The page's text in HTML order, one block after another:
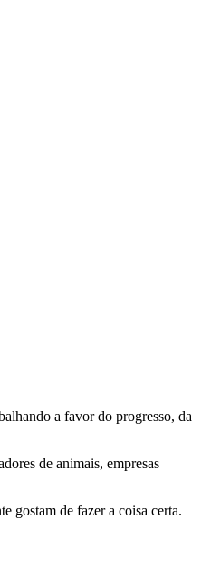
a favor do progresso, da
de animais, empresas
gostam de fazer a coisa certa.